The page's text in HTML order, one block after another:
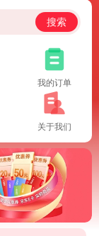
搜索
我的订单
关于我们